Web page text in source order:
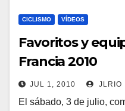
CICLISMO VÍDEOS
Favoritos y
Francia 2010
JUL 1, 2010 JLRIO
El sábado, 3 de julio,